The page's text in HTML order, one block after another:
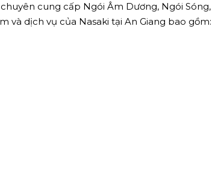
cung cấp Ngói Âm Dương, Ngói Sóng,
và dịch vụ của Nasaki tại An Giang bao gồm: